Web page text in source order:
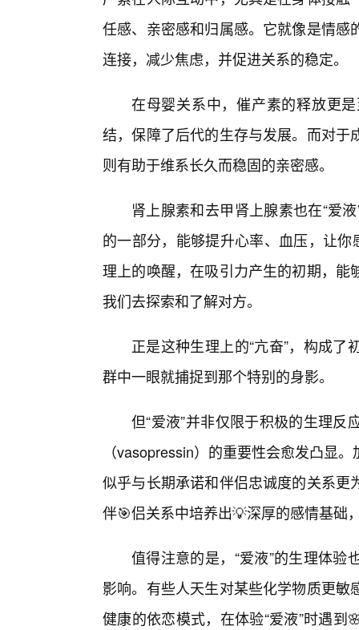
任感、亲密感和归属感。它就像是情
连接，减少焦虑，并促进关系的稳定。
在母婴关系中，催产素的释放更
结，保障了后代的生存与发展。而对
则有助于维系长久而稳固的亲密感。
肾上腺素和去甲肾上腺素也在“爱
的一部分，能够提升心率、血压，让
理上的唤醒，在吸引力产生的初期，
我们去探索和了解对方。
正是这种生理上的“亢奋”，构成
群中一眼就捕捉到那个特别的身影。
但“爱液”并非仅限于积极的生理
（vasopressin）的重要性会愈发凸显
似乎与长期承诺和伴侣忠诚度的关系
伴🎯侣关系中培养出💡深厚的感情基础
值得注意的是，“爱液”的生理体
影响。有些人天生对某些化学物质更
健康的依恋模式，在体验“爱液”时遇